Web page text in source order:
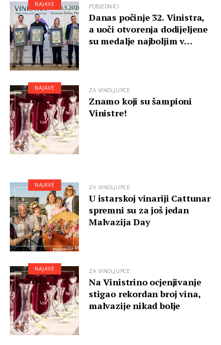
POBJEDNICI
Danas počinje 32. Vinistra,
a uoči otvorenja dodijeljene
su medalje najboljim v…
NAJAVE
ZA VINOLJUPCE
Znamo koji su šampioni
Vinistre!
NAJAVE
ZA VINOLJUPCE
U istarskoj vinariji Cattunar
spremni su za još jedan
Malvazija Day
NAJAVE
ZA VINOLJUPCE
Na Vinistrino ocjenjivanje
stigao rekordan broj vina,
malvazije nikad bolje
NAJAVE